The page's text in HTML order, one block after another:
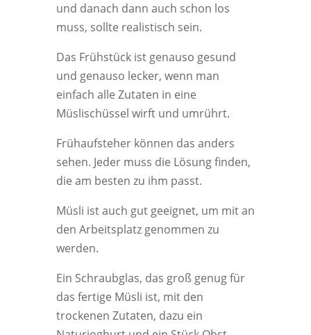
und danach dann auch schon los
muss, sollte realistisch sein.
Das Frühstück ist genauso gesund
und genauso lecker, wenn man
einfach alle Zutaten in eine
Müslischüssel wirft und umrührt.
Frühaufsteher können das anders
sehen. Jeder muss die Lösung finden,
die am besten zu ihm passt.
Müsli ist auch gut geeignet, um mit an
den Arbeitsplatz genommen zu
werden.
Ein Schraubglas, das groß genug für
das fertige Müsli ist, mit den
trockenen Zutaten, dazu ein